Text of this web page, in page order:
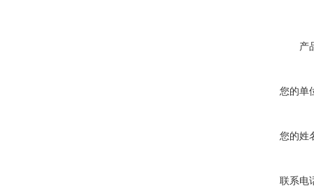
产
您的单
您的姓
联系电